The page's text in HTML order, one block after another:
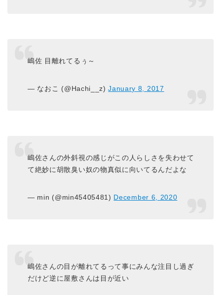
嶋佐 目離れてるぅ～
— なおこ (@Hachi__z)January 8, 2017
嶋佐さんの外斜視の感じがこの人らしさを失わせて
て絶妙に胡散臭い奴の物真似に向いてるんだよな
— min (@min45405481) December 6, 2020
嶋佐さんの目が離れてるって事にみんな注目し過ぎ
だけど逆に屋敷さんは目が近い